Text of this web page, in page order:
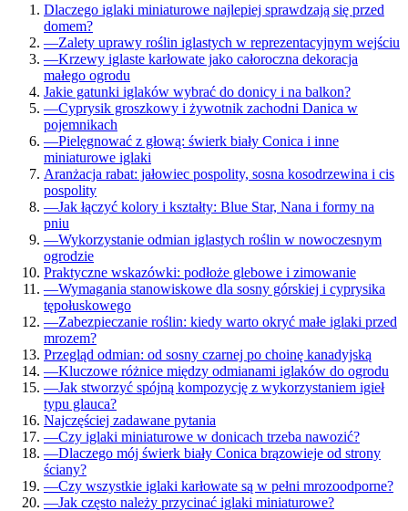
Dlaczego iglaki miniaturowe najlepiej sprawdzają się przed
domem?
—Zalety uprawy roślin iglastych w reprezentacyjnym wejściu
—Krzewy iglaste karłowate jako całoroczna dekoracja
małego ogrodu
Jakie gatunki iglaków wybrać do donicy i na balkon?
—Cyprysik groszkowy i żywotnik zachodni Danica w
pojemnikach
—Pielęgnować z głową: świerk biały Conica i inne
miniaturowe iglaki
Aranżacja rabat: jałowiec pospolity, sosna kosodrzewina i cis
pospolity
—Jak łączyć kolory i kształty: Blue Star, Nana i formy na
pniu
—Wykorzystanie odmian iglastych roślin w nowoczesnym
ogrodzie
Praktyczne wskazówki: podłoże glebowe i zimowanie
—Wymagania stanowiskowe dla sosny górskiej i cyprysika
tępołuskowego
—Zabezpieczanie roślin: kiedy warto okryć małe iglaki przed
mrozem?
Przegląd odmian: od sosny czarnej po choinę kanadyjską
—Kluczowe różnice między odmianami iglaków do ogrodu
—Jak stworzyć spójną kompozycję z wykorzystaniem igieł
typu glauca?
Najczęściej zadawane pytania
—Czy iglaki miniaturowe w donicach trzeba nawozić?
—Dlaczego mój świerk biały Conica brązowieje od strony
ściany?
—Czy wszystkie iglaki karłowate są w pełni mrozoodporne?
—Jak często należy przycinać iglaki miniaturowe?